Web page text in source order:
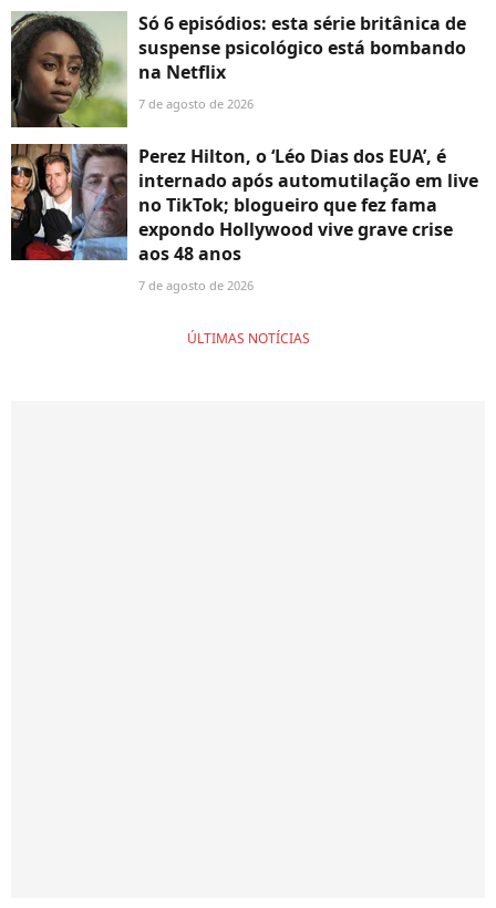
Só 6 episódios: esta série britânica de
suspense psicológico está bombando
na Netflix
7 de agosto de 2026
Perez Hilton, o ‘Léo Dias dos EUA’, é
internado após automutilação em live
no TikTok; blogueiro que fez fama
expondo Hollywood vive grave crise
aos 48 anos
7 de agosto de 2026
ÚLTIMAS NOTÍCIAS